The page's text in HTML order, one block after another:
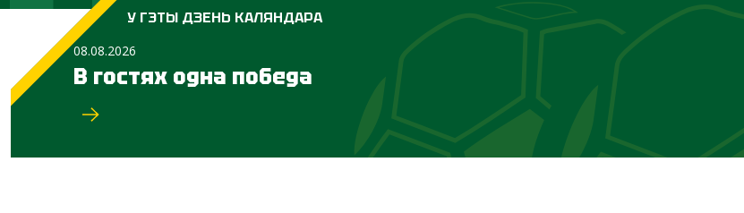
ЦЕНТР
У ГЭТЫ ДЗЕНЬ КАЛЯНДАРА
08.08.2026
В гостях одна победа